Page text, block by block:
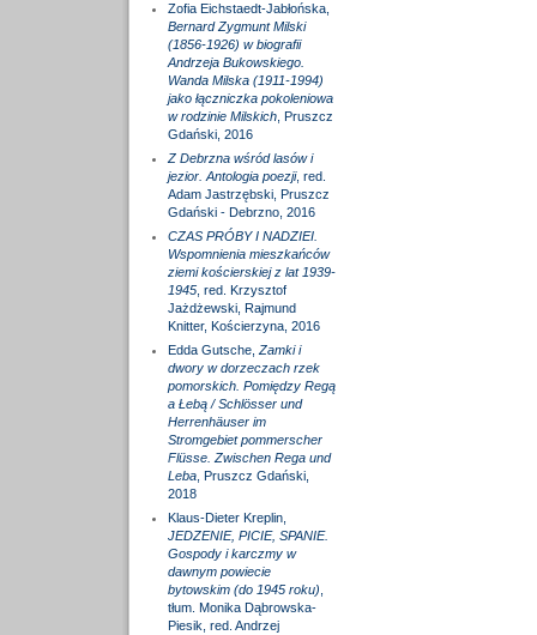
Zofia Eichstaedt-Jabłońska,
Bernard Zygmunt Milski
(1856-1926) w biografii
Andrzeja Bukowskiego.
Wanda Milska (1911-1994)
jako łączniczka pokoleniowa
w rodzinie Milskich, Pruszcz
Gdański, 2016
Z Debrzna wśród lasów i
jezior. Antologia poezji, red.
Adam Jastrzębski, Pruszcz
Gdański - Debrzno, 2016
CZAS PRÓBY I NADZIEI.
Wspomnienia mieszkańców
ziemi kościerskiej z lat 1939-
1945, red. Krzysztof
Jażdżewski, Rajmund
Knitter, Kościerzyna, 2016
Edda Gutsche, Zamki i
dwory w dorzeczach rzek
pomorskich. Pomiędzy Regą
a Łebą / Schlösser und
Herrenhäuser im
Stromgebiet pommerscher
Flüsse. Zwischen Rega und
Leba, Pruszcz Gdański,
2018
Klaus-Dieter Kreplin,
JEDZENIE, PICIE, SPANIE.
Gospody i karczmy w
dawnym powiecie
bytowskim (do 1945 roku)
tłum. Monika Dąbrowska-
Piesik, red. Andrzej